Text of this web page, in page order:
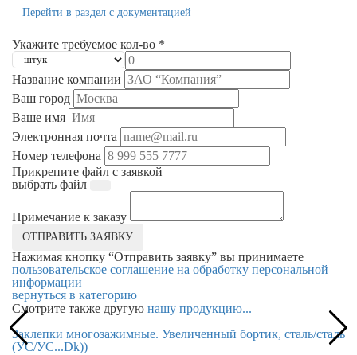
Перейти в раздел с документацией
Укажите требуемое кол-во *
Название компании
Ваш город
Ваше имя
Электронная почта
Номер телефона
Прикрепите файл с заявкой
выбрать файл
Примечание к заказу
ОТПРАВИТЬ ЗАЯВКУ
Нажимая кнопку “Отправить заявку” вы принимаете
пользовательское соглашение на обработку персональной
информации
вернуться в категорию
Смотрите также другую нашу продукцию...
Заклепки многозажимные. Увеличенный бортик, сталь/сталь
(УС/УС...Dk))